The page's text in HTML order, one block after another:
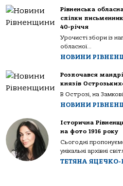
Рівненська
спілки
40-річчя
Урочисті збори із
обласної...
НОВИНИ
Розпочався
князів
В Острозі, на
НОВИНИ
Історична
на фото 1916 року
Сьогодні
унікальні архівні
ТЕТЯНА